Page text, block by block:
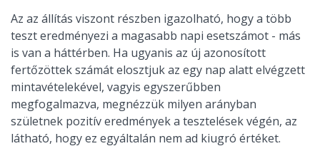
Az az állítás viszont részben igazolható, hogy a több
teszt eredményezi a magasabb napi esetszámot - más
is van a háttérben. Ha ugyanis az új azonosított
fertőzöttek számát elosztjuk az egy nap alatt elvégzett
mintavételekével, vagyis egyszerűbben
megfogalmazva, megnézzük milyen arányban
születnek pozitív eredmények a tesztelések végén, az
látható, hogy ez egyáltalán nem ad kiugró értéket.